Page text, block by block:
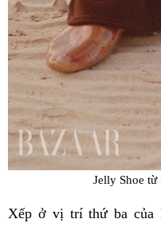
Jelly Shoe
Xếp ở vị trí thứ ba của